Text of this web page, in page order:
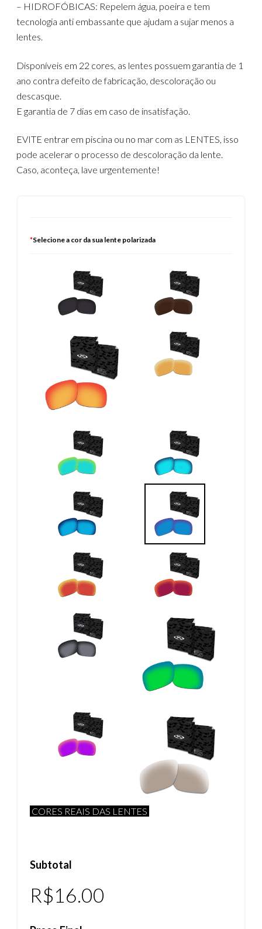
– HIDROFÓBICAS: Repelem água, poeira e tem
tecnologia anti embassante que ajudam a sujar menos a
lentes.
Disponíveis em 22 cores, as lentes possuem garantia de 1
ano contra defeito de fabricação, descoloração ou
descasque.
E garantia de 7 dias em caso de insatisfação.
EVITE entrar em piscina ou no mar com as LENTES, isso
pode acelerar o processo de descoloração da lente.
Caso, aconteça, lave urgentemente!
*Selecione a cor da sua lente polarizada
CORES REAIS DAS LENTES
Subtotal
R$16.00